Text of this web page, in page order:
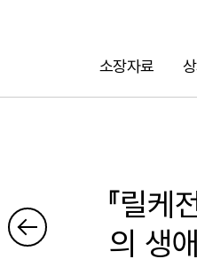
소장자료
『릴
의 생